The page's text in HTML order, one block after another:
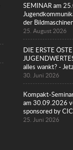
SEMINAR am
der
25. August 2026
DIE ERSTE
alles wankt? -
30. Juni 2026
Kompakt-
am 30.09.2026
sponsored by
25. Juni 2026